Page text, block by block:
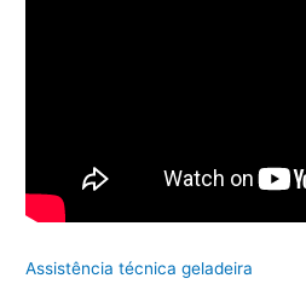
Assistência técnica geladeira